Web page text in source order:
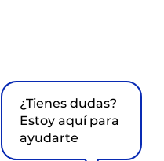
¿Tienes dudas?
Estoy aquí para
ayudarte